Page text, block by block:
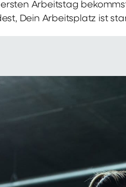
Arbeitstag
Dein Arbeitsplatz ist